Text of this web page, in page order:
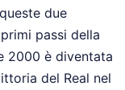
due
passi della
2000 è diventata
del Real nel